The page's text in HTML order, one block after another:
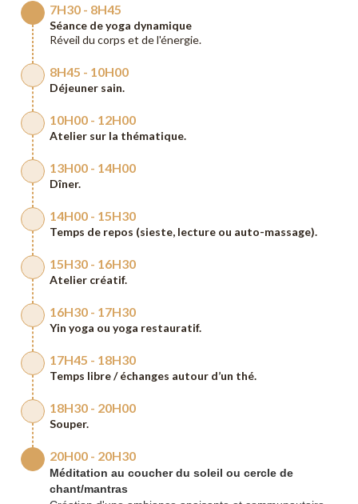
7H30 - 8H45
Séance de yoga dynamique
Réveil du corps et de l'énergie.
8H45 - 10H00
Déjeuner sain.
10H00 - 12H00
Atelier sur la thématique.
13H00 - 14H00
Dîner.
14H00 - 15H30
Temps de repos (sieste, lecture ou auto-massage).
15H30 - 16H30
Atelier créatif.
16H30 - 17H30
Yin yoga ou yoga restauratif.
17H45 - 18H30
Temps libre / échanges autour d’un thé.
18H30 - 20H00
Souper.
20H00 - 20H30
Méditation au coucher du soleil ou cercle de
chant/mantras